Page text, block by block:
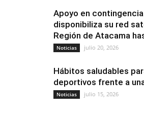
Apoyo en
disponibiliza su red
Región de Atacama
Noticias julio 20, 2026
Hábitos saludables
deportivos frente a
Noticias julio 15, 2026